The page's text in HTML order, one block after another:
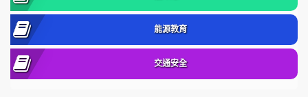
能源教育
交通安全